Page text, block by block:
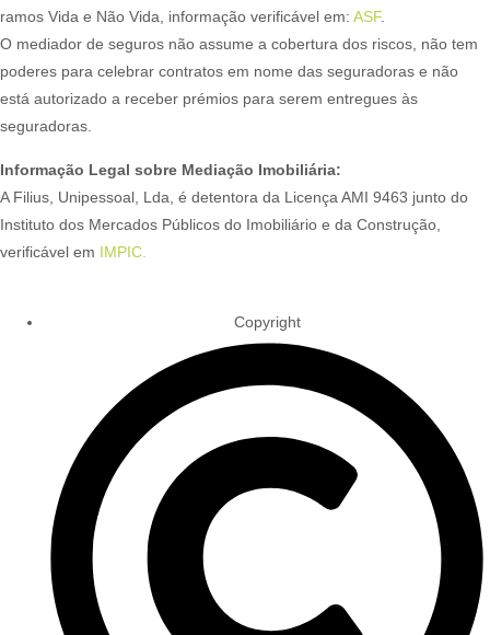
ramos Vida e Não Vida, informação verificável em: ASF.
O mediador de seguros não assume a cobertura dos riscos, não tem
poderes para celebrar contratos em nome das seguradoras e não
está autorizado a receber prémios para serem entregues às
seguradoras.
Informação Legal sobre Mediação Imobiliária:
A Filius, Unipessoal, Lda, é detentora da Licença AMI 9463 junto do
Instituto dos Mercados Públicos do Imobiliário e da Construção,
verificável em IMPIC.
Copyright